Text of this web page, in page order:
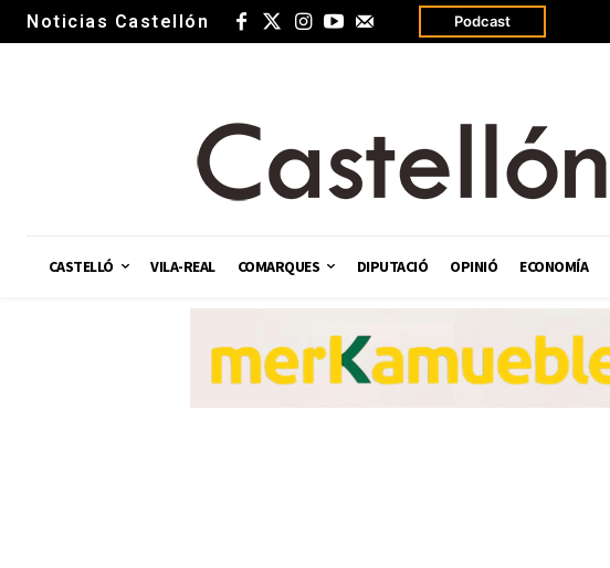
Noticias Castellón Podcast
CASTELLÓ VILA-REAL COMARQUES DIPUTACIÓ OPINIÓ ECONOMÍA